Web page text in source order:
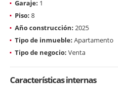
Garaje: 1
Piso: 8
Año construcción: 2025
Tipo de inmueble: Apartamento
Tipo de negocio: Venta
Características internas